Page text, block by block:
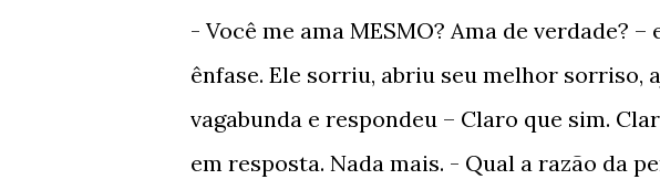
lágrimas e da chuva. Após tentar acender
foi embora de vez daquele lugar. E foi
lugar em que ele foi, por algum tempo,
lugar em que ele foi, por algum tempo,
- Você me ama MESMO? Ama de verdade?
ênfase. Ele sorriu, abriu seu melhor sorriso,
vagabunda e respondeu – Claro que sim.
em resposta. Nada mais. - Qual a razão da